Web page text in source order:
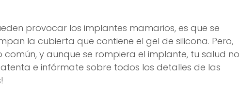
provocar los implantes mamarios, es que se
la cubierta que contiene el gel de silicona. Pero,
común, y aunque se rompiera el implante, tu salud no
e infórmate sobre todos los detalles de las